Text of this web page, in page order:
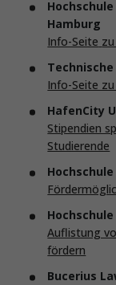
Hamburg
Info-Seite
Info-Seite
HafenCity
Stipendien
Studierende
Auflistung
fördern
Bucerius